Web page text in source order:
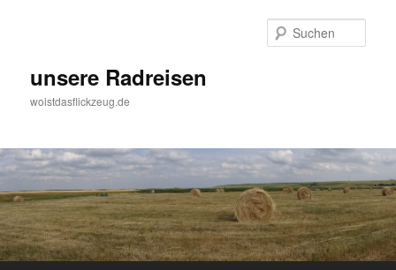
unsere Radreisen
woistdasflickzeug.de